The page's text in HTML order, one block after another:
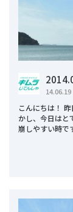
14.06.19
こんにちは！
かし、今日はと
崩しやすい時で